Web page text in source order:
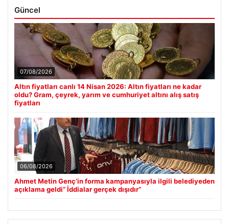
Güncel
07/08/2026
Altın fiyatları canlı 14 Nisan 2026: Altın fiyatları ne kadar
oldu? Gram, çeyrek, yarım ve cumhuriyet altını alış satış
fiyatları
06/08/2026
Ahmet Metin Genç’in forma kampanyasıyla ilgili belediyeden
açıklama geldi” İddialar gerçek dışıdır”